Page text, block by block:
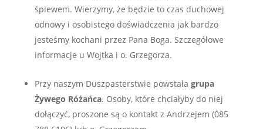
śpiewem. Wierzymy, że będzie to czas duchowej
odnowy i osobistego doświadczenia jak bardzo
jesteśmy kochani przez Pana Boga. Szczegółowe
informacje u Wojtka i o. Grzegorza.
Przy naszym Duszpasterstwie powstała grupa
Żywego Różańca. Osoby, które chciałyby do niej
dołączyć, proszone są o kontakt z Andrzejem (085